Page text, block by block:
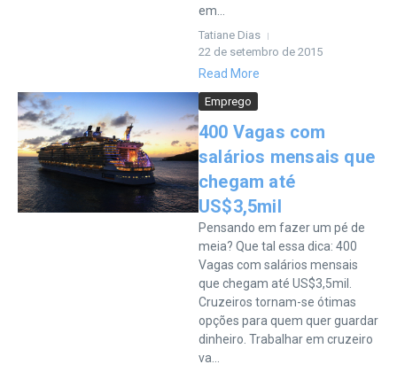
em...
Tatiane Dias
22 de setembro de 2015
Read More
Emprego
400 Vagas com
salários mensais que
chegam até
US$3,5mil
Pensando em fazer um pé de
meia? Que tal essa dica: 400
Vagas com salários mensais
que chegam até US$3,5mil.
Cruzeiros tornam-se ótimas
opções para quem quer guardar
dinheiro. Trabalhar em cruzeiro
va...